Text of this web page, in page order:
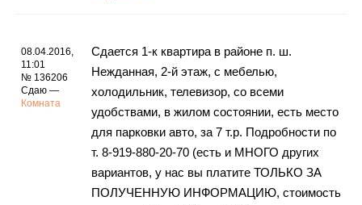
08.04.2016,
11:01
№ 136206
Сдаю —
Комната
Сдается 1-к квартира в районе п. ш.
Нежданная, 2-й этаж, с мебелью,
холодильник, телевизор, со всеми
удобствами, в жилом состоянии, есть место
для парковки авто, за 7 т.р. Подробности по
т. 8-919-880-20-70 (есть и МНОГО других
вариантов, у нас вы платите ТОЛЬКО ЗА
ПОЛУЧЕННУЮ ИНФОРМАЦИЮ, стоимость